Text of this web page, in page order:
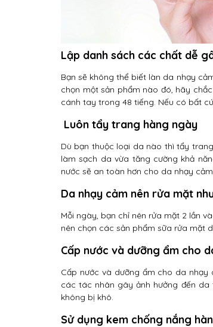
Lập danh sách các chất dễ
Bạn sẽ không thể biết làn da nhạy
chọn một sản phẩm nào đó, hãy
cánh tay trong 48 tiếng. Nếu có bất
Luôn tẩy trang hàng ngày
Dù bạn thuộc loại da nào thì tẩy
làm sạch da vừa tăng cường khả
nước sẽ an toàn hơn cho da nhạy
Da nhạy cảm nên rửa mặt
Mỗi ngày, bạn chỉ nên rửa mặt 2 lần
nên chọn các sản phẩm sữa rửa mặt
Cấp nước và dưỡng ẩm cho
Cấp nước và dưỡng ẩm cho da
các tác nhân gây ảnh hưởng đến da
không bị khô.
Sử dụng kem chống nắng